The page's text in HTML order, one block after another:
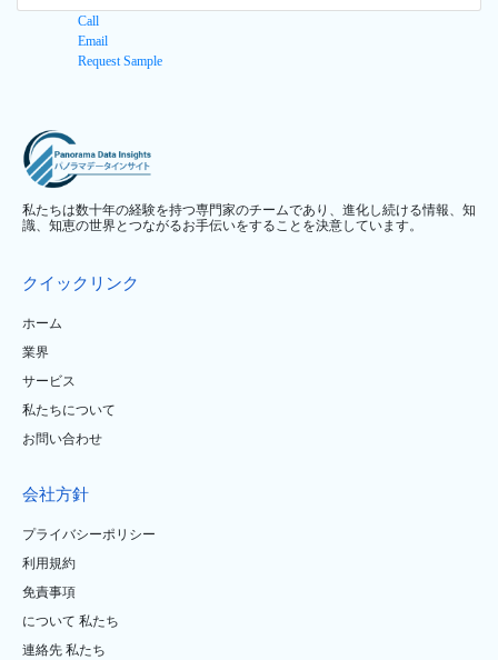
Call
Email
Request Sample
私たちは数十年の経験を持つ専門家のチームであり、進化し続ける情報、知
識、知恵の世界とつながるお手伝いをすることを決意しています。
クイックリンク
ホーム
業界
サービス
私たちについて
お問い合わせ
会社方針
プライバシーポリシー
利用規約
免責事項
について 私たち
連絡先 私たち